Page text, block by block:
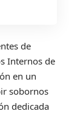
de
Internos de
en un
sobornos
dedicada